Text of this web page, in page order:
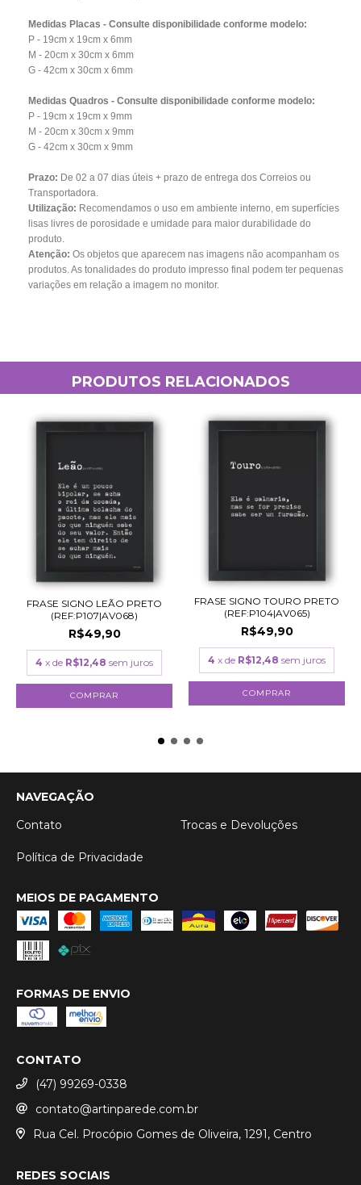
Medidas Placas - Consulte disponibilidade conforme modelo:
P - 19cm x 19cm x 6mm
M - 20cm x 30cm x 6mm
G - 42cm x 30cm x 6mm
Medidas Quadros - Consulte disponibilidade conforme modelo:
P - 19cm x 19cm x 9mm
M - 20cm x 30cm x 9mm
G - 42cm x 30cm x 9mm
Prazo: De 02 a 07 dias úteis + prazo de entrega dos Correios ou
Transportadora.
Utilização: Recomendamos o uso em ambiente interno, em superfícies
lisas livres de porosidade e umidade para maior durabilidade do
produto.
Atenção: Os objetos que aparecem nas imagens não acompanham os
produtos. As tonalidades do produto impresso final podem ter pequenas
variações em relação a imagem no monitor.
PRODUTOS RELACIONADOS
FRASE SIGNO LEÃO PRETO
(REF:P107|AV068)
R$49,90
4 x de R$12,48 sem juros
COMPRAR
FRASE SIGNO TOURO PRETO
(REF:P104|AV065)
R$49,90
4 x de R$12,48 sem juros
COMPRAR
NAVEGAÇÃO
Contato
Trocas e Devoluções
Política de Privacidade
MEIOS DE PAGAMENTO
FORMAS DE ENVIO
CONTATO
(47) 99269-0338
contato@artinparede.com.br
Rua Cel. Procópio Gomes de Oliveira, 1291, Centro
REDES SOCIAIS